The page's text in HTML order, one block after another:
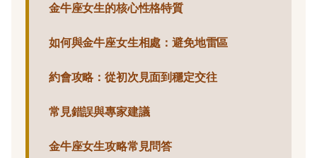
金牛座女生的核心性格特質
如何與金牛座女生相處：避免地雷區
約會攻略：從初次見面到穩定交往
常見錯誤與專家建議
金牛座女生攻略常見問答